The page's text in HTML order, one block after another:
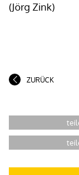
(Jörg Zink)
ZURÜCK